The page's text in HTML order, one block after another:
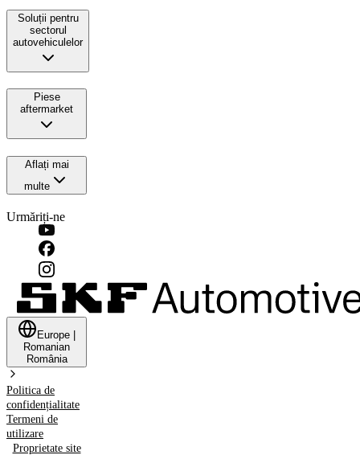
Soluții pentru
sectorul
autovehiculelor
Piese
aftermarket
Aflați mai
multe
Urmăriți-ne
Europe
Romanian
România
Politica de
confidențialitate
Termeni de
utilizare
Proprietate site